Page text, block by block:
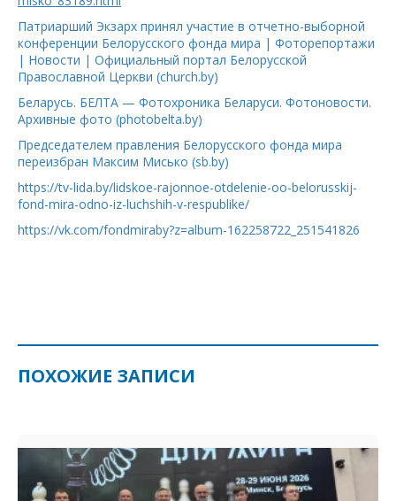
Патриарший Экзарх принял участие в отчетно-выборной
конференции Белорусского фонда мира | Фоторепортажи
| Новости | Официальный портал Белорусской
Православной Церкви (church.by)
Беларусь. БЕЛТА — Фотохроника Беларуси. Фотоновости.
Архивные фото (photobelta.by)
Председателем правления Белорусского фонда мира
переизбран Максим Мисько (sb.by)
https://tv-lida.by/lidskoe-rajonnoe-otdelenie-oo-belorusskij-
fond-mira-odno-iz-luchshih-v-respublike/
https://vk.com/fondmiraby?z=album-162258722_251541826
ПОХОЖИЕ ЗАПИСИ